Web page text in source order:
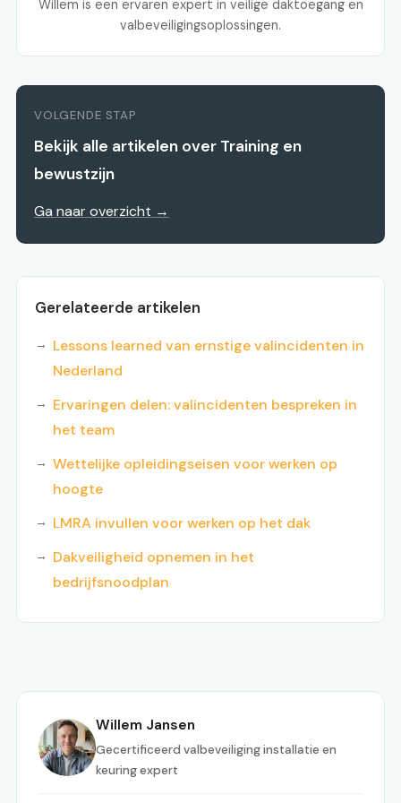
Willem is een ervaren expert in veilige daktoegang en
valbeveiligingsoplossingen.
VOLGENDE STAP
Bekijk alle artikelen over Training en
bewustzijn
Ga naar overzicht →
Gerelateerde artikelen
Lessons learned van ernstige valincidenten in
Nederland
Ervaringen delen: valincidenten bespreken in
het team
Wettelijke opleidingseisen voor werken op
hoogte
LMRA invullen voor werken op het dak
Dakveiligheid opnemen in het
bedrijfsnoodplan
Willem Jansen
Gecertificeerd valbeveiliging installatie en
keuring expert